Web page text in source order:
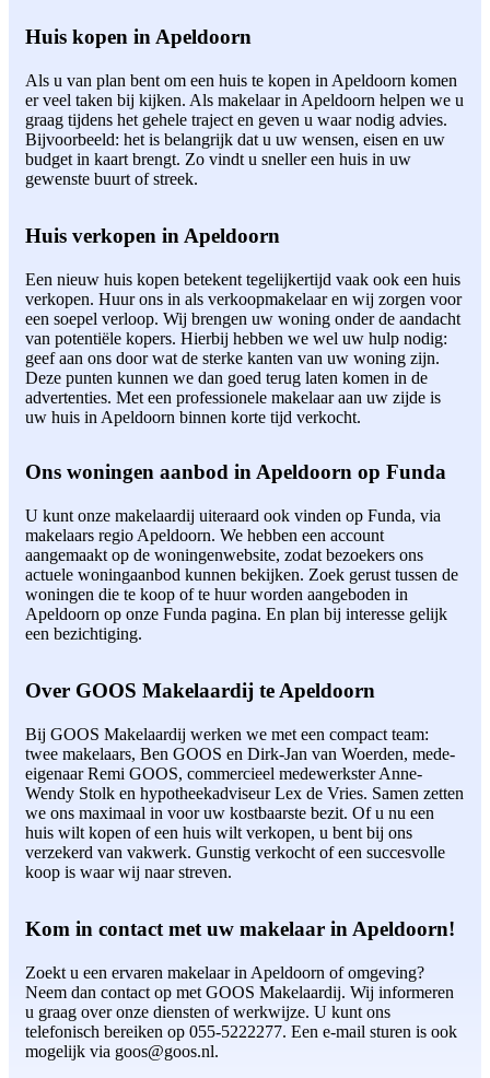
Huis kopen in Apeldoorn
Als u van plan bent om een huis te kopen in Apeldoorn komen
er veel taken bij kijken. Als makelaar in Apeldoorn helpen we u
graag tijdens het gehele traject en geven u waar nodig advies.
Bijvoorbeeld: het is belangrijk dat u uw wensen, eisen en uw
budget in kaart brengt. Zo vindt u sneller een huis in uw
gewenste buurt of streek.
Huis verkopen in Apeldoorn
Een nieuw huis kopen betekent tegelijkertijd vaak ook een huis
verkopen. Huur ons in als verkoopmakelaar en wij zorgen voor
een soepel verloop. Wij brengen uw woning onder de aandacht
van potentiële kopers. Hierbij hebben we wel uw hulp nodig:
geef aan ons door wat de sterke kanten van uw woning zijn.
Deze punten kunnen we dan goed terug laten komen in de
advertenties. Met een professionele makelaar aan uw zijde is
uw huis in Apeldoorn binnen korte tijd verkocht.
Ons woningen aanbod in Apeldoorn op Funda
U kunt onze makelaardij uiteraard ook vinden op Funda, via
makelaars regio Apeldoorn. We hebben een account
aangemaakt op de woningenwebsite, zodat bezoekers ons
actuele woningaanbod kunnen bekijken. Zoek gerust tussen de
woningen die te koop of te huur worden aangeboden in
Apeldoorn op onze Funda pagina. En plan bij interesse gelijk
een bezichtiging.
Over GOOS Makelaardij te Apeldoorn
Bij GOOS Makelaardij werken we met een compact team:
twee makelaars, Ben GOOS en Dirk-Jan van Woerden, mede-
eigenaar Remi GOOS, commercieel medewerkster Anne-
Wendy Stolk en hypotheekadviseur Lex de Vries. Samen zetten
we ons maximaal in voor uw kostbaarste bezit. Of u nu een
huis wilt kopen of een huis wilt verkopen, u bent bij ons
verzekerd van vakwerk. Gunstig verkocht of een succesvolle
koop is waar wij naar streven.
Kom in contact met uw makelaar in Apeldoorn!
Zoekt u een ervaren makelaar in Apeldoorn of omgeving?
Neem dan contact op met GOOS Makelaardij. Wij informeren
u graag over onze diensten of werkwijze. U kunt ons
telefonisch bereiken op 055-5222277. Een e-mail sturen is ook
mogelijk via goos@goos.nl.